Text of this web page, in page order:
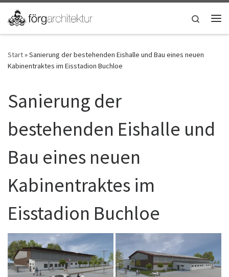
Zum Inhalt springen
Search
Start»Sanierung der bestehenden Eishalle und Bau eines neuen
Kabinentraktes im Eisstadion Buchloe
Sanierung der
bestehenden Eishalle und
Bau eines neuen
Kabinentraktes im
Eisstadion Buchloe